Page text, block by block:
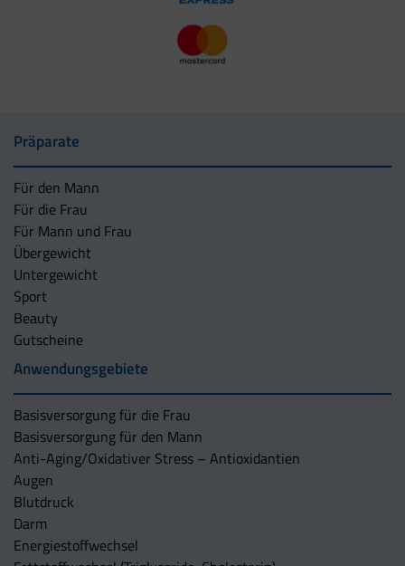
Präparate
Für den Mann
Für die Frau
Für Mann und Frau
Übergewicht
Untergewicht
Sport
Beauty
Gutscheine
Anwendungsgebiete
Basisversorgung für die Frau
Basisversorgung für den Mann
Anti-Aging/Oxidativer Stress – Antioxidantien
Augen
Blutdruck
Darm
Energiestoffwechsel